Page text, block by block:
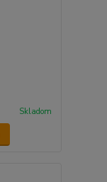
Skladom